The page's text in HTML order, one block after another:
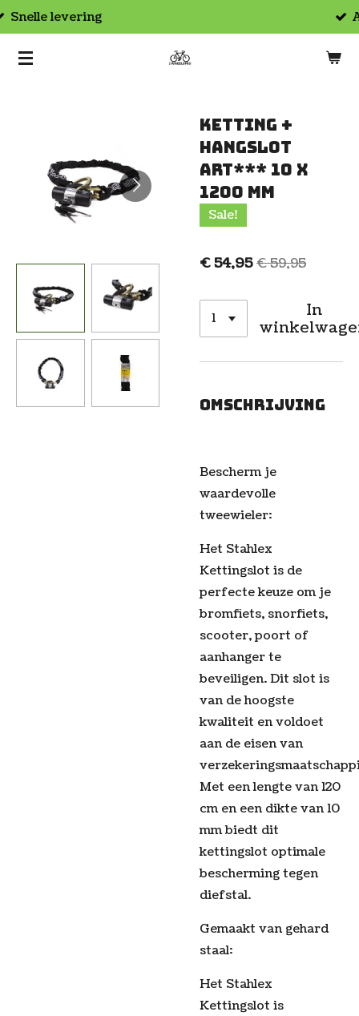
Ga
naar
Ketting +
hangslot
ART*** 10 x
1200 mm
Sale!
€ 54,95€ 59,95
In
Omschrijving
Bescherm je
waardevolle
tweewieler:
Het Stahlex
Kettingslot is de
perfecte keuze om je
bromfiets, snorfiets,
scooter, poort of
aanhanger te
beveiligen. Dit slot is
van de hoogste
kwaliteit en voldoet
aan de eisen van
Met een lengte van 120
cm en een dikte van 10
mm biedt dit
kettingslot optimale
bescherming tegen
diefstal.
Gemaakt van gehard
staal:
Het Stahlex
Kettingslot is